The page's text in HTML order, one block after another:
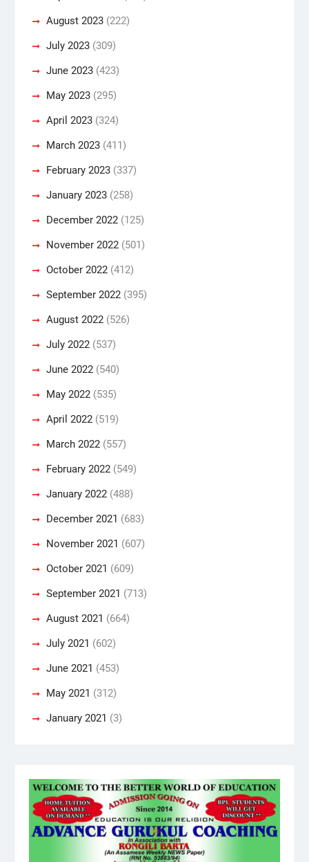
August 2023(222)
July 2023(309)
June 2023(423)
May 2023(295)
April 2023(324)
March 2023(411)
February 2023(337)
January 2023(258)
December 2022(125)
November 2022(501)
October 2022(412)
September 2022(395)
August 2022(526)
July 2022(537)
June 2022(540)
May 2022(535)
April 2022(519)
March 2022(557)
February 2022(549)
January 2022(488)
December 2021 (683)
November 2021 (607)
October 2021 (609)
September 2021 (713)
August 2021 (664)
July 2021 (602)
June 2021 (453)
May 2021 (312)
January 2021 (3)